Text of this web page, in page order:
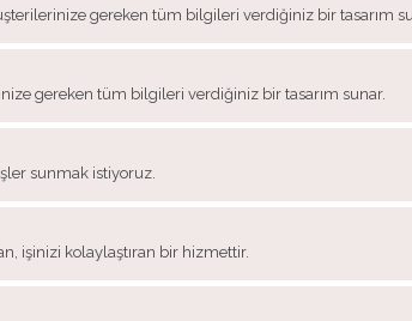
gereken tüm bilgileri verdiğiniz bir tasarım
gereken tüm bilgileri verdiğiniz bir tasarım sunar.
sunmak istiyoruz.
işinizi kolaylaştıran bir hizmettir.